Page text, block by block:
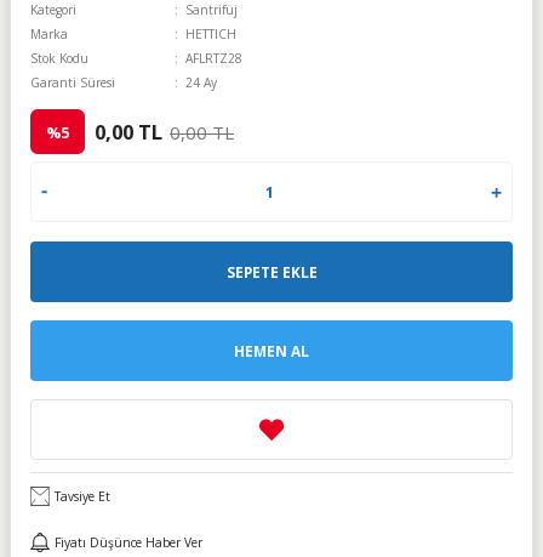
Kategori
Santrifüj
Marka
HETTICH
Stok Kodu
AFLRTZ28
Garanti Süresi
24 Ay
%5 0,00 TL 0,00 TL
SEPETE EKLE
HEMEN AL
Tavsiye Et
Fiyatı Düşünce Haber Ver